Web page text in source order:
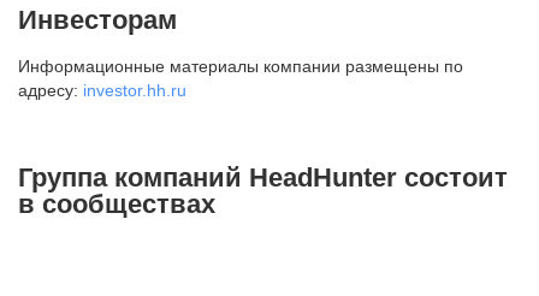
внутригородская территория
Муниципальный округ Тверской,
2-я Брестская ул., д. 48,
+7 495 980-64-27
Инвесторам
Информационные материалы компании размещены по
адресу: investor.hh.ru
Группа компаний HeadHunter состоит
в сообществах